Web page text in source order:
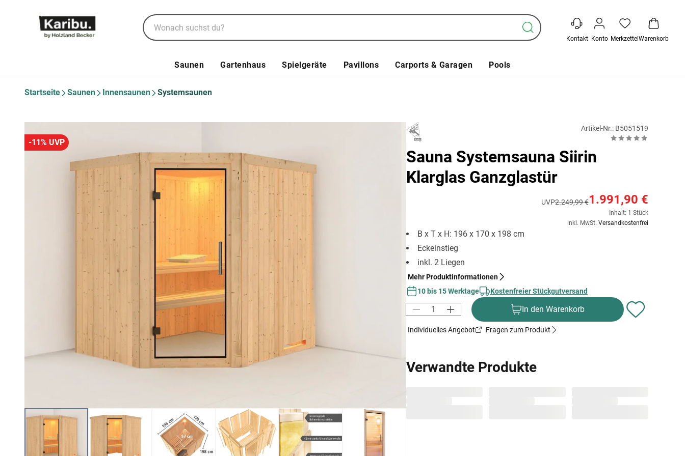
Kontakt Konto Merkzettel Warenkorb
Saunen Gartenhaus Spielgeräte Pavillons Carports & Garagen Pools
Startseite Saunen Innensaunen Systemsaunen
-11% UVP
Artikel-Nr.: B5051519
Sauna Systemsauna Siirin
Klarglas Ganzglastür
UVP2.249,99 €1.991,90 €
Inhalt: 1 Stück
inkl. MwSt. Versandkostenfrei
B x T x H: 196 x 170 x 198 cm
Eckeinstieg
inkl. 2 Liegen
Mehr Produktinformationen
10 bis 15 Werktage
Kostenfreier Stückgutversand
In den Warenkorb
Individuelles Angebot Fragen zum Produkt
Verwandte Produkte